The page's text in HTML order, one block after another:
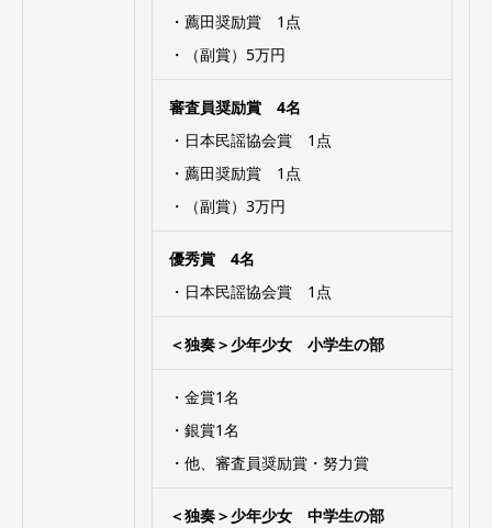
・薦田奨励賞 1点
・（副賞）5万円
審査員奨励賞 4名
・日本民謡協会賞 1点
・薦田奨励賞 1点
・（副賞）3万円
優秀賞 4名
・日本民謡協会賞 1点
＜独奏＞少年少女 小学生の部
・金賞1名
・銀賞1名
・他、審査員奨励賞・努力賞
＜独奏＞少年少女 中学生の部